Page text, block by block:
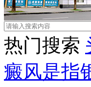
热门搜索
癜风是指